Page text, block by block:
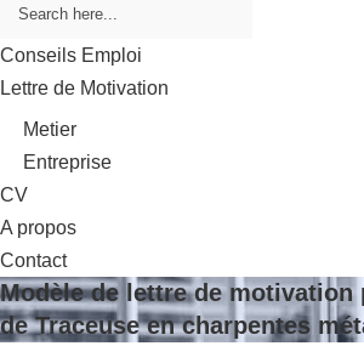
Conseils Emploi
Lettre de Motivation
Metier
Entreprise
CV
A propos
Contact
Modèle de lettre de motivation
de Traceuse en charpentes